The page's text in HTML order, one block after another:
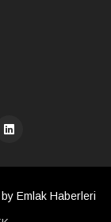
Emlak Haberleri